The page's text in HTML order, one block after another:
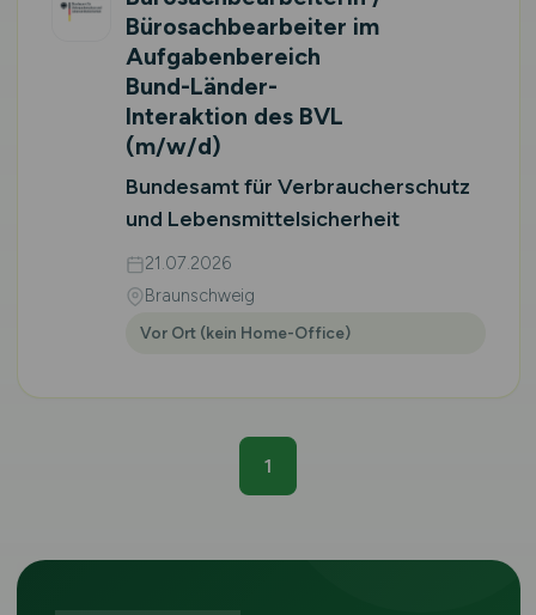
Bürosachbearbeiter im
Aufgaben­bereich
Bund-Länder-
Interaktion des BVL
(m/w/d)
Bundesamt für Verbraucherschutz
und Lebensmittelsicherheit
21.07.2026
Braunschweig
Vor Ort (kein Home-Office)
1